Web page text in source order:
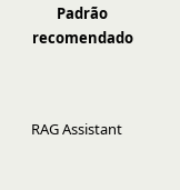
Padrão
recomendado
RAG Assistant